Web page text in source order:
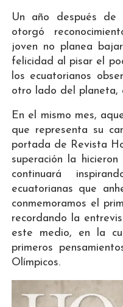
Un año después
otorgó
joven no planea
felicidad al pisar el
los ecuatorianos
otro lado del planeta,
En el mismo mes,
que representa su
portada de Revista
superación la
continuará
ecuatorianas que
conmemoramos el
recordando la
este medio, en la
primeros
Olímpicos.